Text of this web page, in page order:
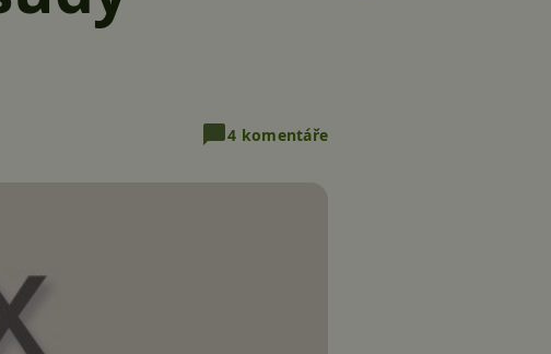
4 komentáře